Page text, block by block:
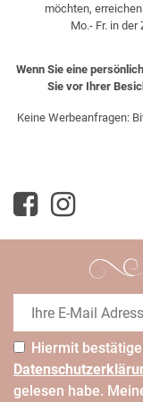
möchten,
Mo.- Fr. in der
Wenn Sie eine
Sie vor Ihrer
Keine Werbeanfragen:
Hiermit
gelesen habe.